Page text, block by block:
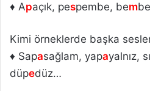
♦ Apaçık, pespembe, bem
Kimi örneklerde başka
♦ Sapasağlam, yapayalnız,
düpedüz…